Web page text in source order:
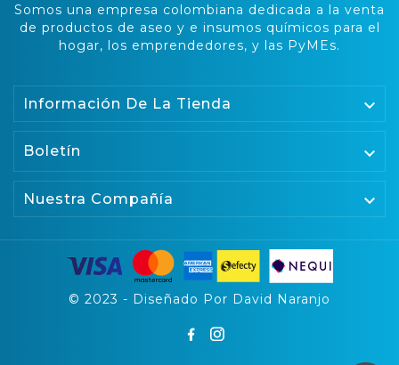
Somos una empresa colombiana dedicada a la venta
de productos de aseo y e insumos químicos para el
hogar, los emprendedores, y las PyMEs.
Información De La Tienda 
Boletín 
Nuestra Compañía 
© 2023 - Diseñado Por David Naranjo